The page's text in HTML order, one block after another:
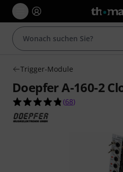
Trigger-Module
Doepfer A-160-2
4.8 von 5
(68)